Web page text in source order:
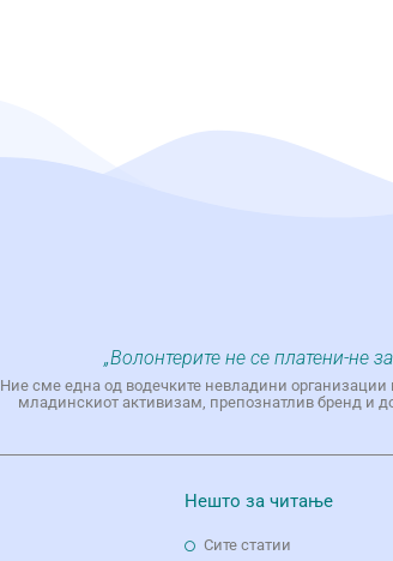
„Волонтерите не се платени-не
Ние сме една од водечките невладини
младинскиот активизам, препознатлив бренд и
Нешто за читање
Сите статии